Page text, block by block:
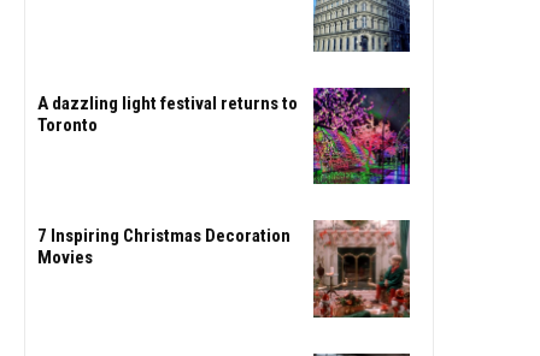
A dazzling light festival returns to
Toronto
7 Inspiring Christmas Decoration
Movies